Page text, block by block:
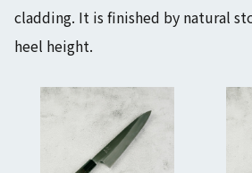
cladding. It is finished by natural
heel height.